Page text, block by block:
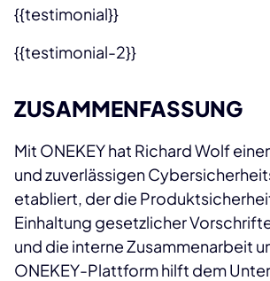
{{testimonial}}
{{testimonial-2}}
ZUSAMMENFASSUNG
Mit ONEKEY hat Richard Wolf
und zuverlässigen
etabliert, der die
Einhaltung gesetzlicher
und die interne Zusammenarbeit
ONEKEY-Plattform hilft dem